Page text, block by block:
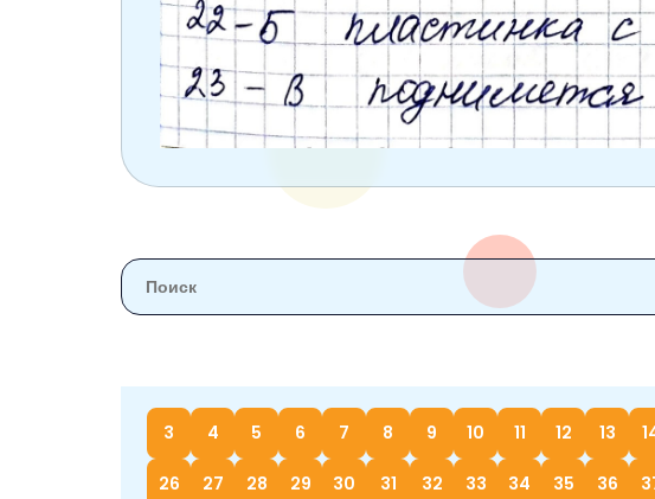
11 класс
3 4 5 6 7 8 9 10 11 12 13
26 27 28 29 30 31 32 33 34 35 36